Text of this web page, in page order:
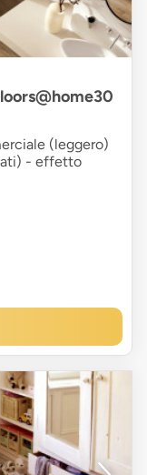
(leggero)
- effetto